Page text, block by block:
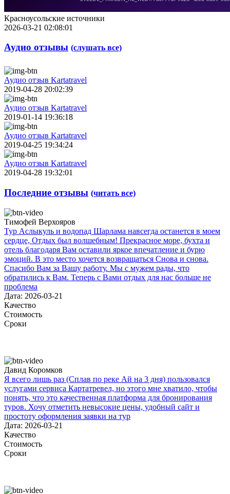
Красноусольские источники
2026-03-21 02:08:01
Аудио отзывы (слушать все)
Аудио отзыв Kartatravel
2019-04-28 20:02:39
Аудио отзыв Kartatravel
2019-01-14 19:36:18
Аудио отзыв Kartatravel
2019-04-25 19:34:24
Аудио отзыв Kartatravel
2019-04-28 19:32:01
Последние отзывы (читать все)
Тимофей Верхояров
Тур Аслыкуль и водопад Шарлама навсегда останется в моем
сердце, Отдых был волшебным! Прекрасное море, бухта и
отель благодаря Вам оставили яркое впечатление и бурю
эмоций. В это место хочется возвращаться Снова и снова.
Спасибо Вам за Вашу работу. Мы с мужем рады, что
обратились к Вам. Теперь с Вами отдых для нас больше не
проблема
Дата: 2026-03-21
Качество
Стоимость
Сроки
Давид Коромков
Я всего лишь раз (Сплав по реке Ай на 3 дня) пользовался
услугами сервиса Картатревел, но этого мне хватило, чтобы
понять, что это качественная платформа для бронирования
туров. Хочу отметить невысокие цены, удобный сайт и
простоту оформления заявки на тур
Дата: 2026-03-21
Качество
Стоимость
Сроки